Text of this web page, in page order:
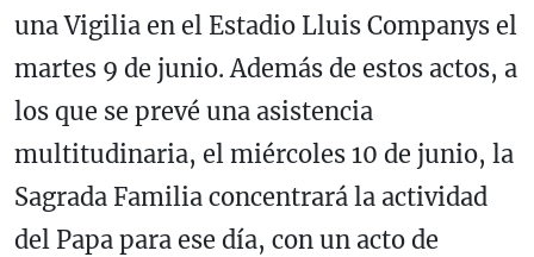
una Vigilia en el Estadio Lluis Companys el
martes 9 de junio. Además de estos actos, a
los que se prevé una asistencia
multitudinaria, el miércoles 10 de junio, la
Sagrada Familia concentrará la actividad
del Papa para ese día, con un acto de